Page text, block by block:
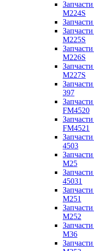
M224S
M225S
M226S
M227S
397
FM4520
FM4521
4503
M25
45031
M251
M252
M36